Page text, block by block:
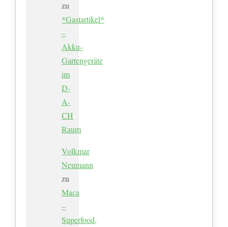
zu
*Gastartikel*
–
Akku-
Gartengeräte
im
D-
A-
CH
Raum
Volkmar
Neumann
zu
Maca
–
Superfood,